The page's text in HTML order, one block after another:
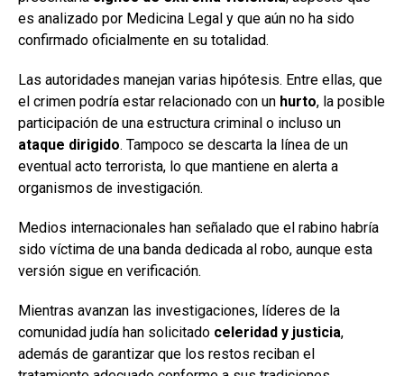
es analizado por Medicina Legal y que aún no ha sido
confirmado oficialmente en su totalidad.
Las autoridades manejan varias hipótesis. Entre ellas, que
el crimen podría estar relacionado con un hurto, la posible
participación de una estructura criminal o incluso un
ataque dirigido. Tampoco se descarta la línea de un
eventual acto terrorista, lo que mantiene en alerta a
organismos de investigación.
Medios internacionales han señalado que el rabino habría
sido víctima de una banda dedicada al robo, aunque esta
versión sigue en verificación.
Mientras avanzan las investigaciones, líderes de la
comunidad judía han solicitado celeridad y justicia,
además de garantizar que los restos reciban el